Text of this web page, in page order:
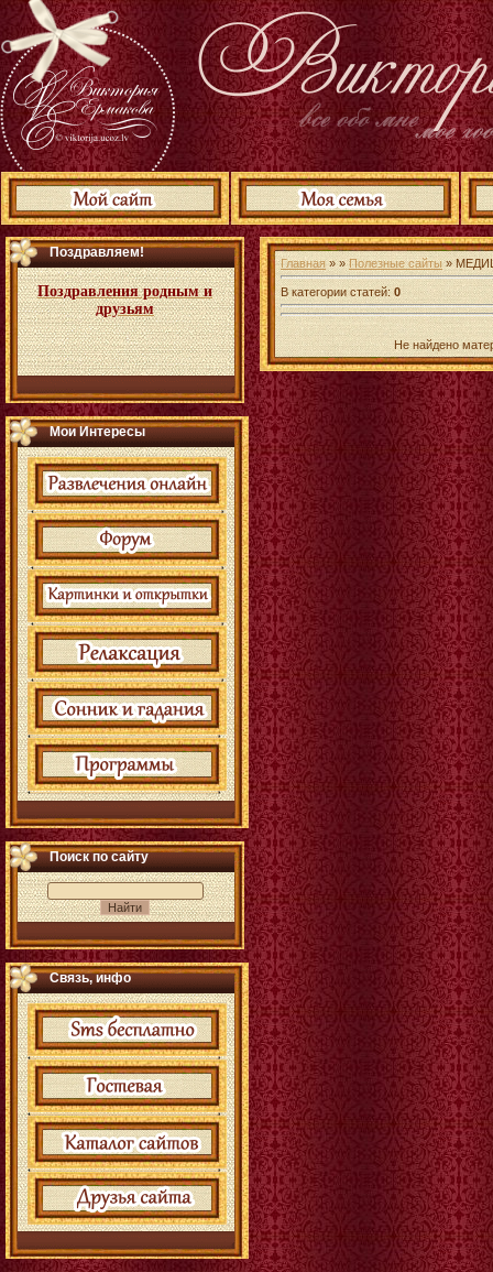
Поздравляем!
Поздравления родным и
друзьям
Мои Интересы
Поиск по сайту
Связь, инфо
Главная» »Полезные сайты»
В категории статей: 0
Не найдено